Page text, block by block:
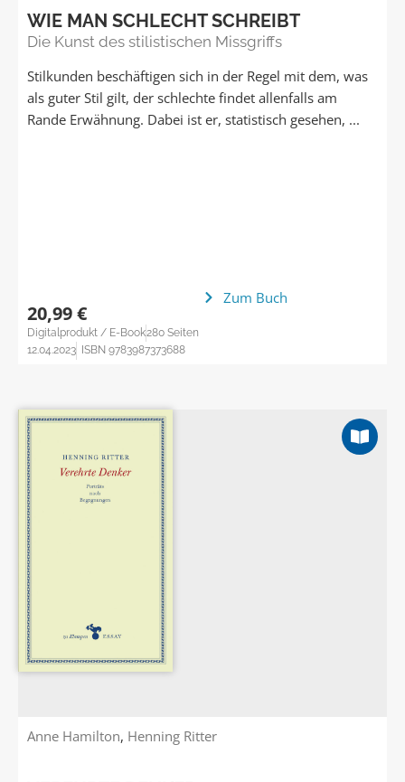
WIE MAN SCHLECHT SCHREIBT
Die Kunst des stilistischen Missgriffs
Stilkunden beschäftigen sich in der Regel mit dem, was
als guter Stil gilt, der schlechte findet allenfalls am
Rande Erwähnung. Dabei ist er, statistisch gesehen, ...
20,99 €
Digitalprodukt / E-Book280 Seiten
12.04.2023
ISBN 9783987373688
Zum Buch
Anne Hamilton, Henning Ritter